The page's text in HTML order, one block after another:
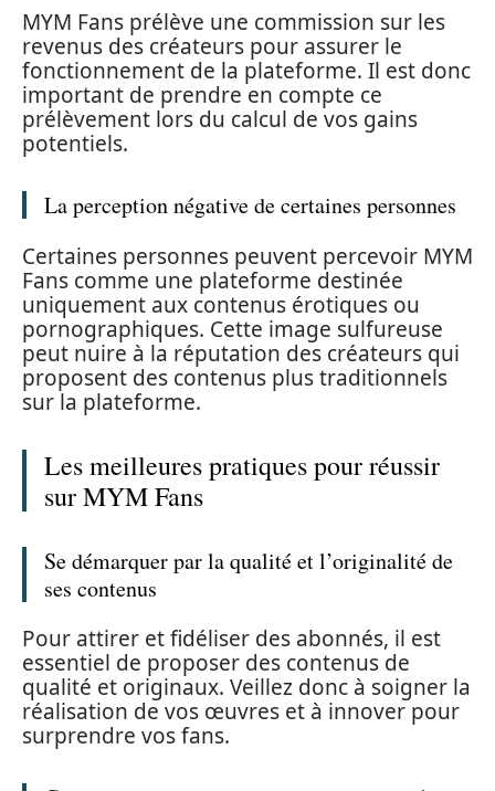
MYM Fans prélève une commission sur les
revenus des créateurs pour assurer le
fonctionnement de la plateforme. Il est donc
important de prendre en compte ce
prélèvement lors du calcul de vos gains
potentiels.
La perception négative de certaines personnes
Certaines personnes peuvent percevoir MYM
Fans comme une plateforme destinée
uniquement aux contenus érotiques ou
pornographiques. Cette image sulfureuse
peut nuire à la réputation des créateurs qui
proposent des contenus plus traditionnels
sur la plateforme.
Les meilleures pratiques pour réussir
sur MYM Fans
Se démarquer par la qualité et l’originalité de
ses contenus
Pour attirer et fidéliser des abonnés, il est
essentiel de proposer des contenus de
qualité et originaux. Veillez donc à soigner la
réalisation de vos œuvres et à innover pour
surprendre vos fans.